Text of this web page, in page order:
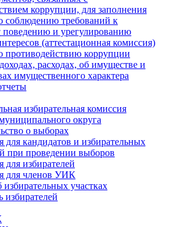
коррупции, для заполнения
соблюдению требований к
поведению и урегулированию
(аттестационная комиссия)
противодействию коррупции
расходах, об имуществе и
имущественного характера
избирательная комиссия
округа
о выборах
кандидатов и избирательных
при проведении выборов
избирателей
для членов УИК
участках
избирателей